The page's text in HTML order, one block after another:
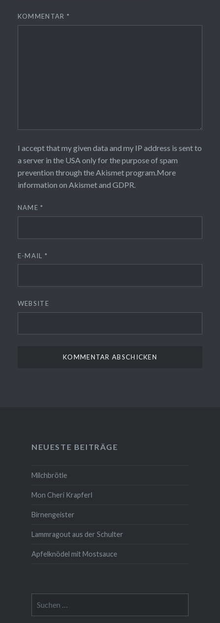
KOMMENTAR *
I accept that my given data and my IP address is sent to
a server in the USA only for the purpose of spam
prevention through theAkismetprogram.More
information on Akismet and GDPR.
NAME*
E-MAIL *
WEBSITE
NEUESTE BEITRÄGE
Milchbrötle
Mon Cheri Krapferl
Birnengeister
Lammragout aus der Schulter
Apfelknödel mit Mostsauce
nach: